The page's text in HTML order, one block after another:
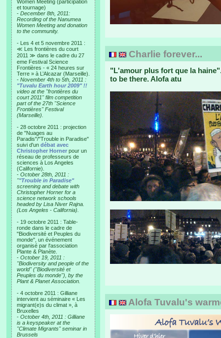
Women Meeting (participation
et tournage)
- December 8th, 2011:
Recording of the Nanumea
Women Meeting and donation
to the community.
- Les 4 et 5 novembre 2011 :
≪ Les frontières du court
2011 ≫ dans le cadre du 27
eme Festival Science
Frontières - « 24 heures sur
Terre » à L’Alcazar (Marseille).
- November 4th to 5th, 2011 :
"Tuvalu Earth hour 2009" !!
video at the "frontières du
court 2011" film competition
part of the 27th "Science
Frontières" Festival
(Marseille).
- 28 octobre 2011 : projection
de "Nuages au
Paradis"/"Trouble in Paradise"
suivi d'un débat avec
Christopher Horner pour un
réseau de professeurs de
sciences à Los Angeles
(Californie).
- October 28th, 2011 :
""Trouble in Paradise"
screening and debate with
Christopher Horner for a
science network schools
headed by Lisa Niver Rajna.
(Los Angeles - California).
- 19 octobre 2011 : Table-
ronde dans le cadre de
"Biodiversité et Peuples du
monde", un événement
organisé par l'association
Plante & Planète.
- October 19, 2011 :
"Biodiversity and people of the
world" ("Biodiversité et
Peuples du monde"), by the
Plant & Planet Association.
- 4 octobre 2011 : Gilliane
intervient au séminaire « Les
migrant(e)s du climat », à
Bruxelles
- October 4th, 2011 : Gilliane
is a keyspeaker at the
"Climate Migrants" seminar in
Brussels
Charlie forever...
"L'amour plus fort que la
to be there. Alofa atu
Alofa Tuvalu's